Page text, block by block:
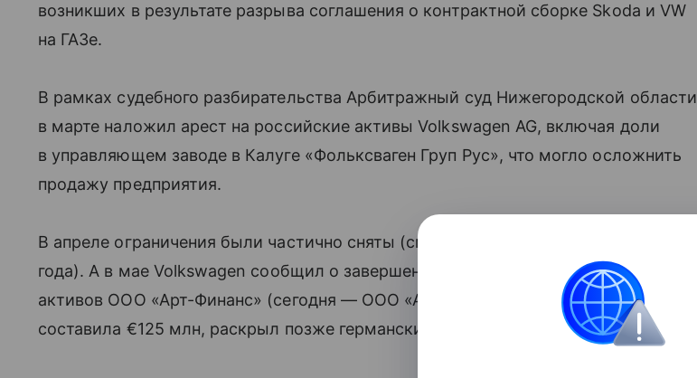
возникших в результате разрыва соглашения о контрактной сборке Skoda и VW
на ГАЗе.
В рамках судебного разбирательства Арбитражный суд Нижегородской области
в марте наложил арест на российские активы Volkswagen AG, включая доли
в управляющем заводе в Калуге «Фольксваген Груп Рус», что могло осложнить
продажу предприятия.
В апреле ограничения были частично сняты (см. «Ъ» от 20 марта и 3 апреля 2023
года). А в мае Volkswagen сообщил о завершении сделки по продаже российских
активов ООО «Арт-Финанс» (сегодня — ООО «АГР Холдинг»). Стоимость сделки
составила €125 млн, раскрыл позже германский концерн в отчетности.